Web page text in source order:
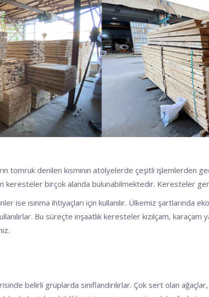
tomruk denilen kısmının atölyelerde çeşitli işlemlerden
keresteler birçok alanda bulunabilmektedir. Keresteler
ise ısınma ihtiyaçları için kullanılır. Ülkemiz
Bu süreçte inşaatlık keresteler kızılçam,
belirli gruplarda sınıflandırılırlar. Çok sert olan